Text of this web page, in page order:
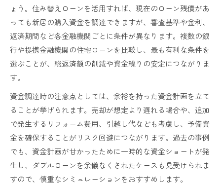
ょう。住み替えローンを活用すれば、現在のローン残債があ
っても新居の購入資金を調達できますが、審査基準や金利、
返済期間など各金融機関ごとに条件が異なります。複数の銀
行や提携金融機関の住宅ローンを比較し、最も有利な条件を
選ぶことが、総返済額の削減や資金繰りの安定につながりま
す。
資金調達時の注意点としては、余裕を持った資金計画を立て
ることが挙げられます。売却が想定より遅れる場合や、追加
で発生するリフォーム費用、引越し代なども考慮し、予備資
金を確保することがリスク回避につながります。過去の事例
でも、資金計画が甘かったために一時的な資金ショートが発
生し、ダブルローンを余儀なくされたケースも見受けられま
すので、慎重なシミュレーションをおすすめします。